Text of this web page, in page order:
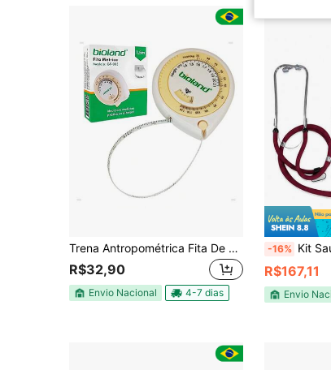
Trena Antropométrica Fita De Medição Corporal Com Disco IMC
R$32,90
Envio Nacional 4-7 dias
-16% Kit Saúde
R$167,11
Envio